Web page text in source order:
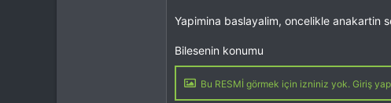
Yapimina baslayalim, oncelikle anakartin
Bilesenin konumu
Bu RESMİ görmek için izniniz yok. Giriş